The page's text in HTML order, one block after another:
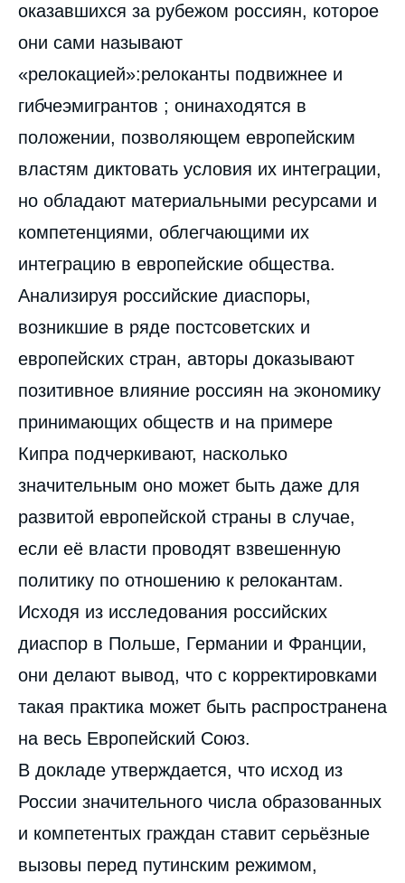
оказавшихся за рубежом россиян, которое
они сами называют
«релокацией»:релоканты подвижнее и
гибчеэмигрантов ; онинаходятся в
положении, позволяющем европейским
властям диктовать условия их интеграции,
но обладают материальными ресурсами и
компетенциями, облегчающими их
интеграцию в европейские общества.
Анализируя российские диаспоры,
возникшие в ряде постсоветских и
европейских стран, авторы доказывают
позитивное влияние россиян на экономику
принимающих обществ и на примере
Кипра подчеркивают, насколько
значительным оно может быть даже для
развитой европейской страны в случае,
если её власти проводят взвешенную
политику по отношению к релокантам.
Исходя из исследования российских
диаспор в Польше, Германии и Франции,
они делают вывод, что с корректировками
такая практика может быть распространена
на весь Европейский Союз.
В докладе утверждается, что исход из
России значительного числа образованных
и компетентых граждан ставит серьёзные
вызовы перед путинским режимом,